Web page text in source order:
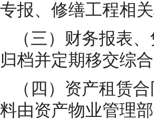
专报、修缮工程相
（三）财务报表、
归档并定期移交综
（四）资产租赁合
料由资产物业管理